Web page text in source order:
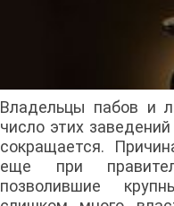
Владельцы пабов и
число этих
сокращается.
еще при
позволившие